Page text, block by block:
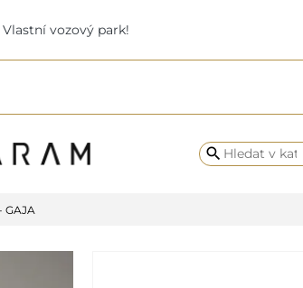
vozový park!
search
GAJA